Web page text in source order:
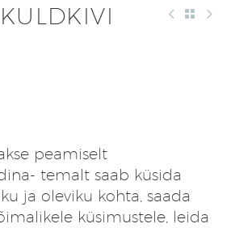
peamiselt
temalt saab küsida
ja oleviku kohta, saada
küsimustele, leida